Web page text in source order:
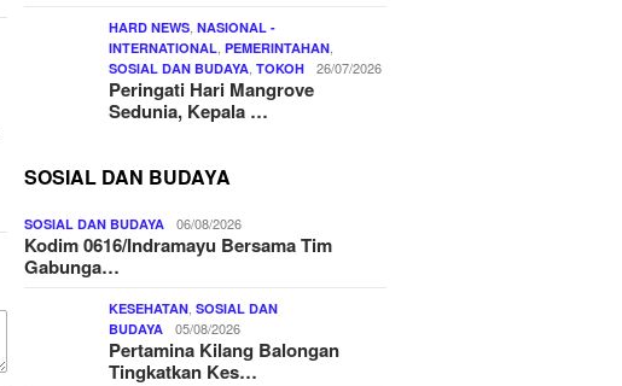
HARD NEWS ,NASIONAL -
INTERNATIONAL ,PEMERINTAHAN
SOSIAL DAN BUDAYA ,TOKOH 26/07/2026
Peringati Hari Mangrove
Sedunia, Kepala …
SOSIAL DAN BUDAYA
SOSIAL DAN BUDAYA 06/08/2026
Kodim 0616/Indramayu Bersama Tim
Gabunga…
KESEHATAN ,SOSIAL DAN
BUDAYA
05/08/2026
Pertamina Kilang Balongan
Tingkatkan Kes…